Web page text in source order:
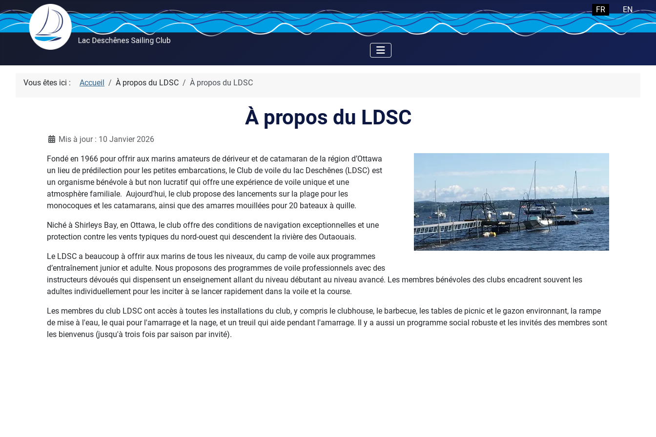
Sélectionnez votre
FR EN
Vous êtes ici : Accueil À propos du LDSC À propos du LDSC
À propos du LDSC
DétailsMis à jour : 10 Janvier 2026
Fondé en 1966 pour offrir aux marins amateurs de dériveur et de catamaran de la région d’Ottawa
un lieu de prédilection pour les petites embarcations, le Club de voile du lac Deschênes (LDSC) est
un organisme bénévole à but non lucratif qui offre une expérience de voile unique et une
atmosphère familiale. Aujourd'hui, le club propose des lancements sur la plage pour les
monocoques et les catamarans, ainsi que des amarres mouillées pour 20 bateaux à quille.
Niché à Shirleys Bay, en Ottawa, le club offre des conditions de navigation exceptionnelles et une
protection contre les vents typiques du nord-ouest qui descendent la rivière des Outaouais.
Le LDSC a beaucoup à offrir aux marins de tous les niveaux, du camp de voile aux programmes
d’entraînement junior et adulte. Nous proposons des programmes de voile professionnels avec des
instructeurs dévoués qui dispensent un enseignement allant du niveau débutant au niveau avancé. Les membres bénévoles des clubs encadrent souvent les
adultes individuellement pour les inciter à se lancer rapidement dans la voile et la course.
Les membres du club LDSC ont accès à toutes les installations du club, y compris le clubhouse, le barbecue, les tables de picnic et le gazon environnant, la rampe
de mise à l'eau, le quai pour l'amarrage et la nage, et un treuil qui aide pendant l'amarrage. Il y a aussi un programme social robuste et les invités des membres sont
les bienvenus (jusqu'à trois fois par saison par invité).